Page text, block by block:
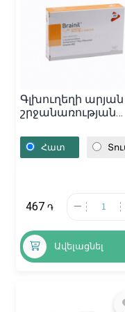
Գլխուղեղի արյան
շրջանառության
Դեղահաբեր
Իտալիա
Հատ
467 ֏
Ավելացնել